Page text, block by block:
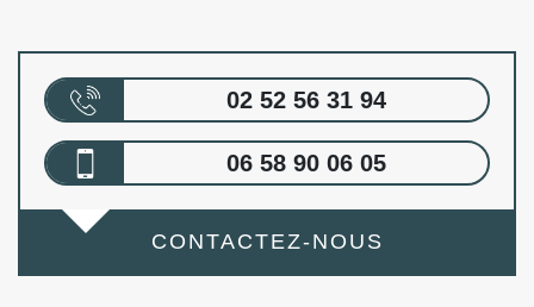
02 52 56 31 94
06 58 90 06 05
CONTACTEZ-NOUS